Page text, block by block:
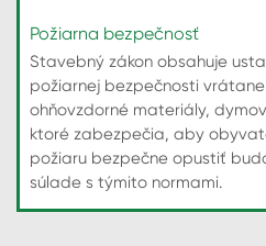
Požiarna bezpečnosť
Stavebný zákon obsahuje
požiarnej bezpečnosti
ohňovzdorné materiály,
ktoré zabezpečia, aby
požiaru bezpečne opustiť
súlade s týmito normami.